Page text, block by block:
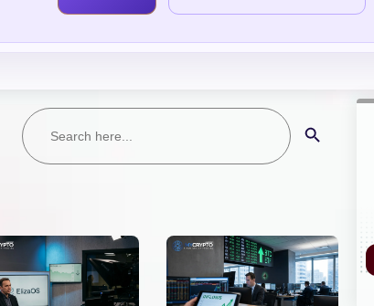
Search
for: